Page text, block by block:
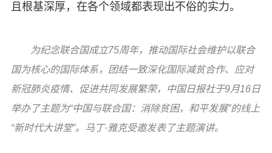
且根基深厚，在各个领域都表现出不俗的实力。
为纪念联合国成立75周年，推动国际社会维护以联合
国为核心的国际体系，团结一致深化国际减贫合作、应对
新冠肺炎疫情、促进共同发展繁荣，中国日报社于9月16日
举办了主题为“中国与联合国：消除贫困，和平发展”的线上
“新时代大讲堂”。马丁·雅克受邀发表了主题演讲。